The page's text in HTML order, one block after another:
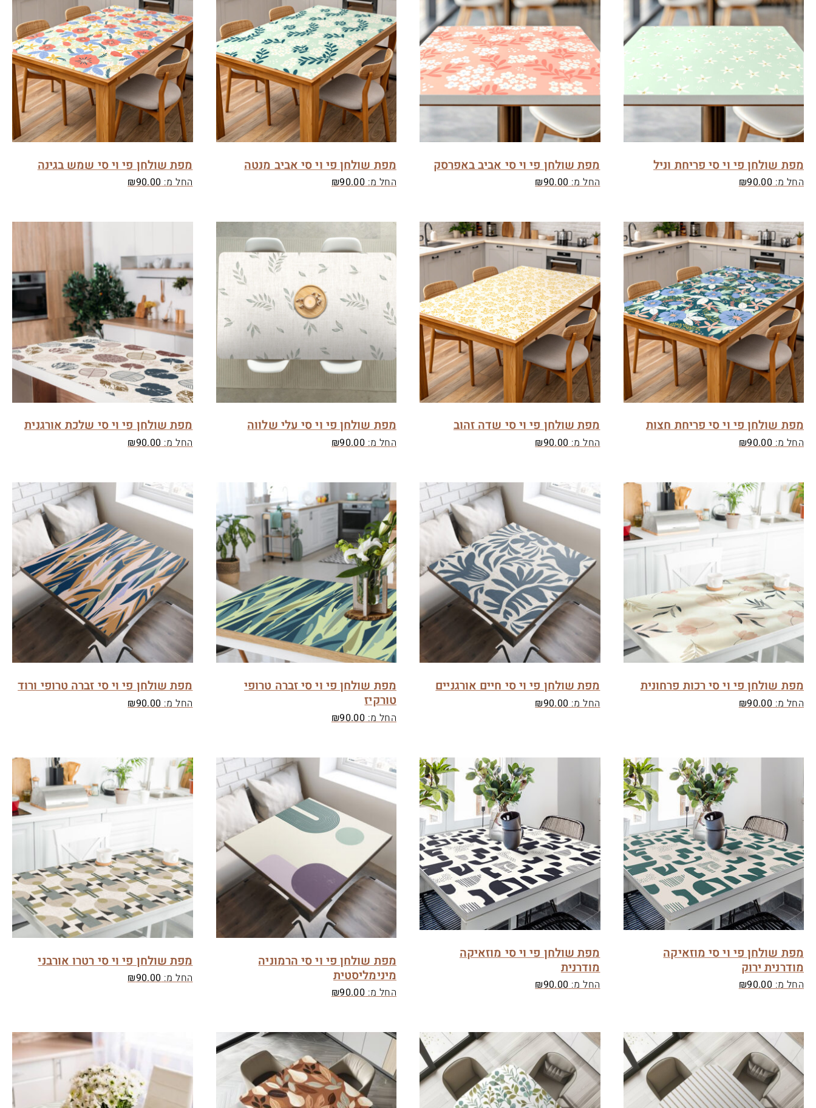
מפת שולחן פי וי סי פריחת וניל
החל מ: ₪90.00
מפת שולחן פי וי סי אביב באפרסק
החל מ: ₪90.00
מפת שולחן פי וי סי אביב מנטה
החל מ: ₪90.00
מפת שולחן פי וי סי שמש בגינה
החל מ: ₪90.00
מפת שולחן פי וי סי פריחת חצות
החל מ: ₪90.00
מפת שולחן פי וי סי שדה זהוב
החל מ: ₪90.00
מפת שולחן פי וי סי עלי שלווה
החל מ: ₪90.00
מפת שולחן פי וי סי שלכת אורגנית
החל מ: ₪90.00
מפת שולחן פי וי סי רכות פרחונית
החל מ: ₪90.00
מפת שולחן פי וי סי חיים אורגניים
החל מ: ₪90.00
מפת שולחן פי וי סי זברה טרופי
טורקיז
החל מ: ₪90.00
מפת שולחן פי וי סי זברה טרופי ורוד
החל מ: ₪90.00
מפת שולחן פי וי סי מוזאיקה
מודרנית ירוק
החל מ: ₪90.00
מפת שולחן פי וי סי מוזאיקה
מודרנית
החל מ: ₪90.00
מפת שולחן פי וי סי הרמוניה
מינימליסטית
החל מ: ₪90.00
מפת שולחן פי וי סי רטרו אורבני
החל מ: ₪90.00